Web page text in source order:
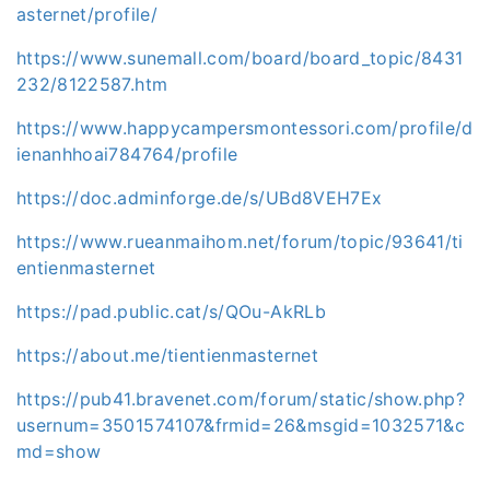
asternet/profile/
https://www.sunemall.com/board/board_topic/8431
232/8122587.htm
https://www.happycampersmontessori.com/profile/d
ienanhhoai784764/profile
https://doc.adminforge.de/s/UBd8VEH7Ex
https://www.rueanmaihom.net/forum/topic/93641/ti
entienmasternet
https://pad.public.cat/s/QOu-AkRLb
https://about.me/tientienmasternet
https://pub41.bravenet.com/forum/static/show.php?
usernum=3501574107&frmid=26&msgid=1032571&c
md=show